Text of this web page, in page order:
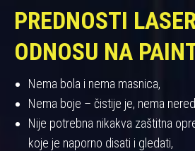
PREDNOSTI
ODNOSU NA
Nema bola i nema masnica,
Nema boje – čistije je, nema
Nije potrebna nikakva zaštitna
koje je naporno disati i gledati,